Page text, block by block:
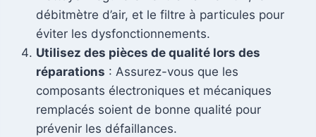
débitmètre d’air, et le filtre à particules pour
éviter les dysfonctionnements.
Utilisez des pièces de qualité lors des
réparations : Assurez-vous que les
composants électroniques et mécaniques
remplacés soient de bonne qualité pour
prévenir les défaillances.